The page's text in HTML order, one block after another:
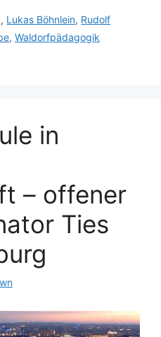
, Lukas Böhnlein, Rudolf
, Waldorfpädagogik
in
– offener
Ties